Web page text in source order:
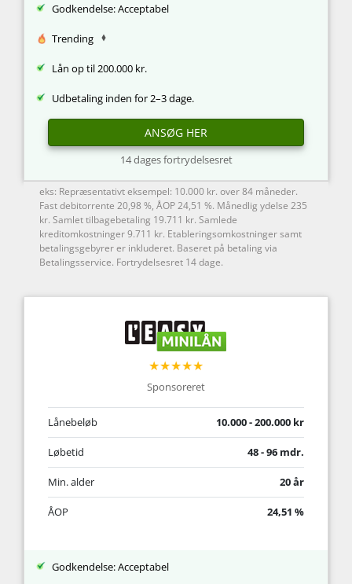
Godkendelse: Acceptabel
Trending
Lån op til 200.000 kr.
Udbetaling inden for 2–3 dage.
ANSØG HER
14 dages fortrydelsesret
eks: Repræsentativt eksempel: 10.000 kr. over 84 måneder.
Fast debitorrente 20,98 %, ÅOP 24,51 %. Månedlig ydelse 235
kr. Samlet tilbagebetaling 19.711 kr. Samlede
kreditomkostninger 9.711 kr. Etableringsomkostninger samt
betalingsgebyrer er inkluderet. Baseret på betaling via
Betalingsservice. Fortrydelsesret 14 dage.
★★★★★
Sponsoreret
Lånebeløb 10.000 - 200.000 kr
Løbetid 48 - 96 mdr.
Min. alder 20 år
ÅOP 24,51 %
Godkendelse: Acceptabel